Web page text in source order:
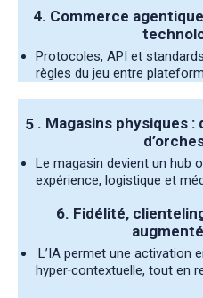
4. Commerce
Protocoles, API et
règles du jeu entre
5 . Magasins physiques
Le magasin devient un hub
expérience, logistique et
6. Fidélité,
L’IA permet une activation
hyper‑contextuelle, tout en